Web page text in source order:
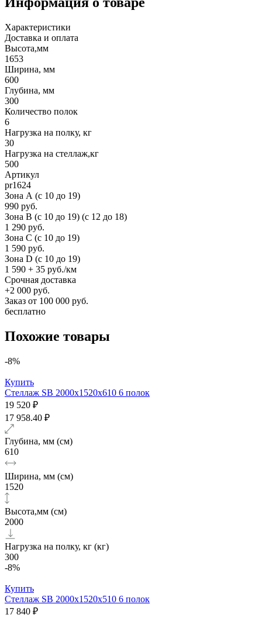
Характеристики
Доставка и оплата
Высота,мм
1653
Ширина, мм
600
Глубина, мм
300
Количество полок
6
Нагрузка на полку, кг
30
Нагрузка на стеллаж,кг
500
Артикул
pr1624
Зона А (c 10 до 19)
990 руб.
Зона B (c 10 до 19) (c 12 до 18)
1 290 руб.
Зона C (c 10 до 19)
1 590 руб.
Зона D (c 10 до 19)
1 590 + 35 руб./км
Срочная доставка
+2 000 руб.
Заказ от 100 000 руб.
бесплатно
Похожие товары
-8%
Купить
Стеллаж SB 2000х1520x610 6 полок
19 520 ₽
17 958.40 ₽
Глубина, мм (см)
610
Ширина, мм (см)
1520
Высота,мм (см)
2000
Нагрузка на полку, кг (кг)
300
-8%
Купить
Стеллаж SB 2000х1520x510 6 полок
17 840 ₽